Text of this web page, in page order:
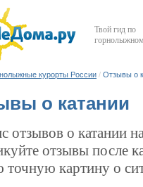
Твой гид по
курорты Росcии / Отзывы о
о катании
отзывов о катании
отзывы после
точную картину о